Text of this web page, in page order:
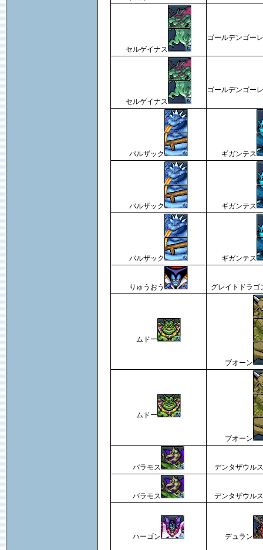
セルゲイナス
ゴールデンゴー
セルゲイナス
ゴールデンゴー
バルザック ギガンテス
バルザック ギガンテス
バルザック ギガンテス
りゅうおう グレイトドラゴ
ムドー
ブオーン
ムドー
ブオーン
バラモス デンタザウルス
バラモス デンタザウルス
ハーゴン デュラン